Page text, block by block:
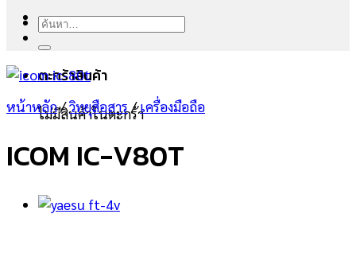
ตะกร้าสินค้า
ไม่มีสินค้าในตะกร้า
ค้นหา:
หน้าหลัก/วิทยุสือสาร / เครื่องมือถือ
ICOM IC-V80T